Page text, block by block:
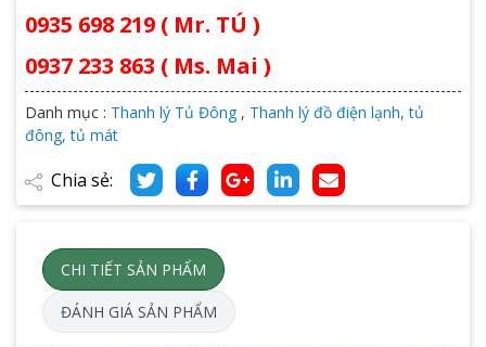
0935 698 219 ( Mr. TÚ )
0937 233 863 ( Ms. Mai )
Danh mục : Thanh lý Tủ Đông , Thanh lý đồ điện lạnh, tủ
đông, tủ mát
Chia sẻ:
CHI TIẾT SẢN PHẨM
ĐÁNH GIÁ SẢN PHẨM